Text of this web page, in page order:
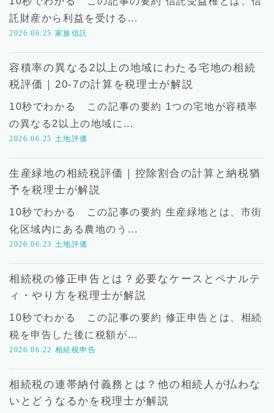
託財産から利益を受ける...
2026.06.25 家族信託
容積率の異なる2以上の地域にわたる宅地の相続
税評価｜20-7の計算を税理士が解説
10秒でわかる この記事の要約 1つの宅地が容積率
の異なる2以上の地域に...
2026.06.25 土地評価
生産緑地の相続税評価｜控除割合の計算と納税猶
予を税理士が解説
10秒でわかる この記事の要約 生産緑地とは、市街
化区域内にある農地のう...
2026.06.23 土地評価
相続税の修正申告とは？必要なケースとペナルテ
ィ・やり方を税理士が解説
10秒でわかる この記事の要約 修正申告とは、相続
税を申告した後に税額が...
2026.06.22 相続税申告
相続税の連帯納付義務とは？他の相続人が払わな
いとどうなるかを税理士が解説